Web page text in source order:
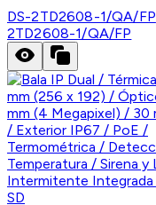
DS-2TD2608-1/QA/FP
2TD2608-1/QA/FP